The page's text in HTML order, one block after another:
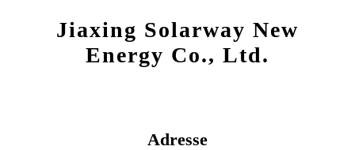
Jiaxing Solarway New
Energy Co., Ltd.
Adresse